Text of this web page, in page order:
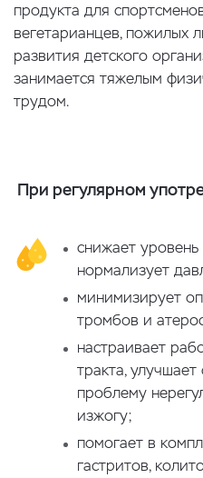
продукта для
вегетарианцев, пожилых
развития детского
занимается тяжелым
трудом.
При регулярном
снижает уровень
нормализует
минимизирует
тромбов и
настраивает
тракта,
проблему
изжогу;
помогает в
гастритов,